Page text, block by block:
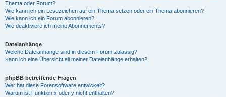
Thema oder Forum?
Wie kann ich ein Lesezeichen auf ein Thema setzen oder ein Thema abonnieren?
Wie kann ich ein Forum abonnieren?
Wie deaktiviere ich meine Abonnements?
Dateianhänge
Welche Dateianhänge sind in diesem Forum zulässig?
Kann ich eine Übersicht all meiner Dateianhänge erhalten?
phpBB betreffende Fragen
Wer hat diese Forensoftware entwickelt?
Warum ist Funktion x oder y nicht enthalten?